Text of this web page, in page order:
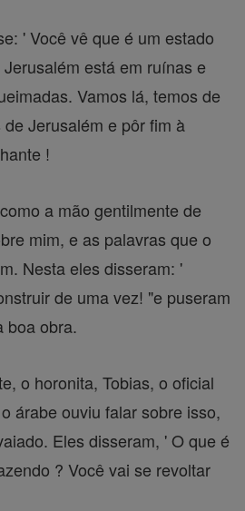
' Você vê que é um estado
está em ruínas e
Vamos lá, temos de
Jerusalém e pôr fim à
!
a mão gentilmente de
mim, e as palavras que o
Nesta eles disseram: '
de uma vez! "e puseram
boa obra.
o horonita, Tobias, o oficial
árabe ouviu falar sobre isso,
Eles disseram, ' O que é
? Você vai se revoltar